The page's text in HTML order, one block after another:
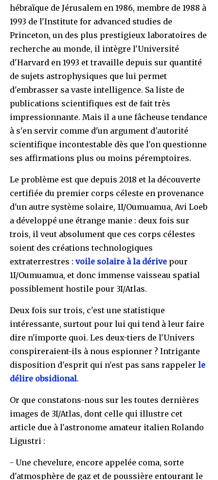
hébraïque de Jérusalem en 1986, membre de 1988 à
1993 de l'Institute for advanced studies de
Princeton, un des plus prestigieux laboratoires de
recherche au monde, il intègre l'Université
d'Harvard en 1993 et travaille depuis sur quantité
de sujets astrophysiques que lui permet
d'embrasser sa vaste intelligence. Sa liste de
publications scientifiques est de fait très
impressionnante. Mais il a une fâcheuse tendance
à s'en servir comme d'un argument d'autorité
scientifique incontestable dès que l'on questionne
ses affirmations plus ou moins péremptoires.
Le problème est que depuis 2018 et la découverte
certifiée du premier corps céleste en provenance
d'un autre système solaire, 1I/Oumuamua, Avi Loeb
a développé une étrange manie : deux fois sur
trois, il veut absolument que ces corps célestes
soient des créations technologiques
extraterrestres : voile solaire à la dérive pour
1I/Oumuamua, et donc immense vaisseau spatial
possiblement hostile pour 3I/Atlas.
Deux fois sur trois, c'est une statistique
intéressante, surtout pour lui qui tend à leur faire
dire n'importe quoi. Les deux-tiers de l'Univers
conspireraient-ils à nous espionner ? Intrigante
disposition d'esprit qui n'est pas sans rappeler le
délire obsidional.
Or que constatons-nous sur les toutes dernières
images de 3I/Atlas, dont celle qui illustre cet
article due à l'astronome amateur italien Rolando
Ligustri :
- Une chevelure, encore appelée coma, sorte
d'atmosphère de gaz et de poussière entourant le